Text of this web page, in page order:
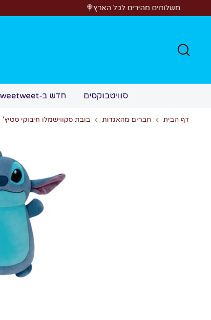
מהירים לכל הארץ🍭
סוויטבוקסים חדש ב-Sweetweet
דף הבית חברים מהאגדות בובת סקווישמלו חיבוקי סטיץ'